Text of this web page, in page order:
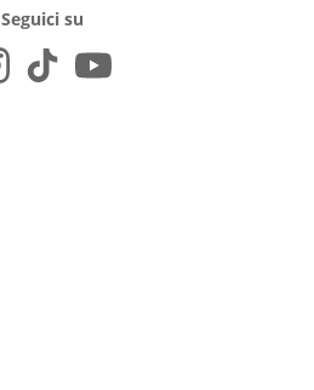
Seguici su